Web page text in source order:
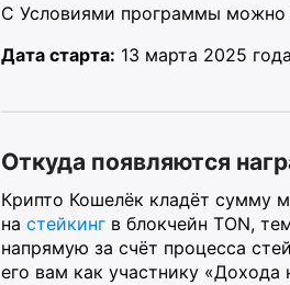
С Условиями программы можно
Дата старта: 13 марта 2025 года
Откуда появляются
Крипто Кошелёк кладёт сумму
на стейкинг в блокчейн TON,
напрямую за счёт процесса
его вам как участнику «Дохода